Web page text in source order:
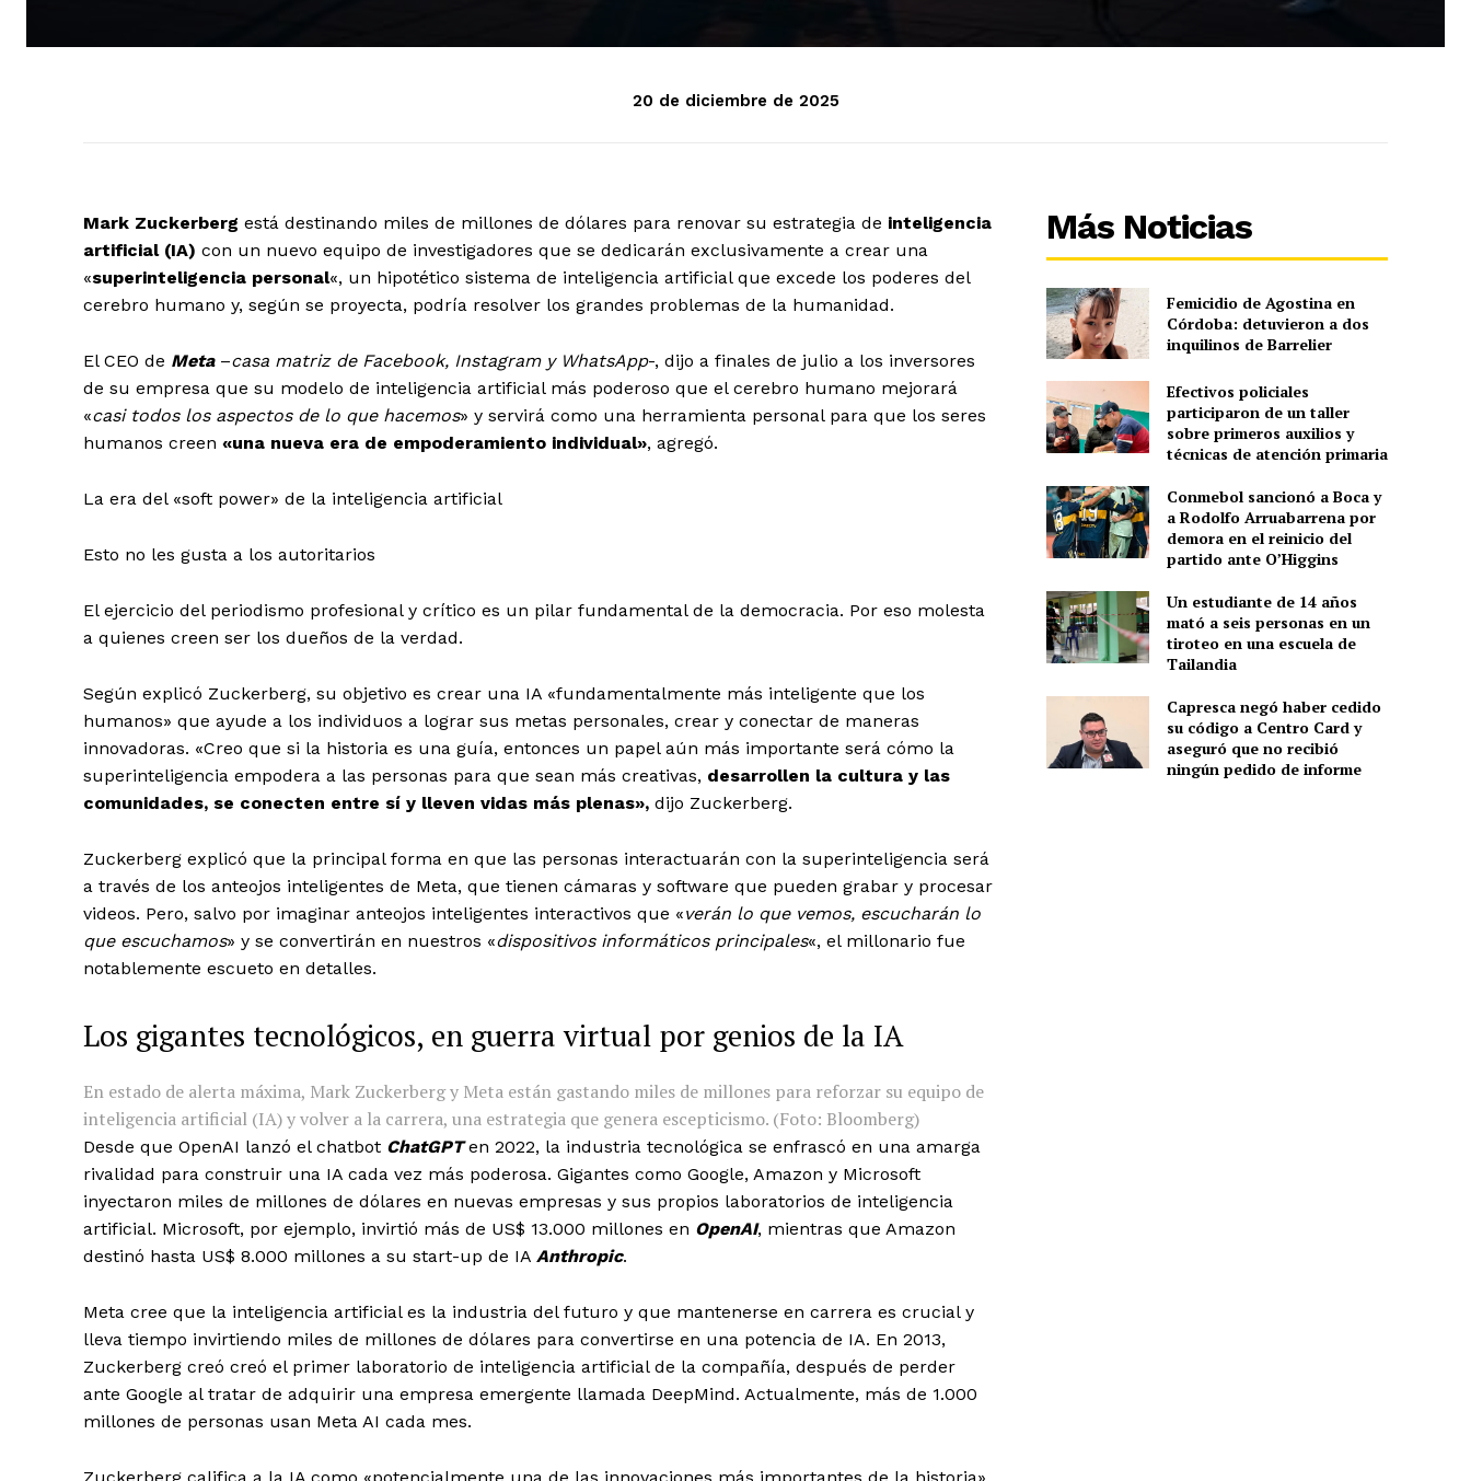
20 de diciembre de 2025
Mark Zuckerberg está destinando miles de millones de dólares para renovar su estrategia de inteligencia
artificial (IA) con un nuevo equipo de investigadores que se dedicarán exclusivamente a crear una
«superinteligencia personal«, un hipotético sistema de inteligencia artificial que excede los poderes del
cerebro humano y, según se proyecta, podría resolver los grandes problemas de la humanidad.
El CEO de Meta –casa matriz de Facebook, Instagram y WhatsApp-, dijo a finales de julio a los inversores
de su empresa que su modelo de inteligencia artificial más poderoso que el cerebro humano mejorará
«casi todos los aspectos de lo que hacemos» y servirá como una herramienta personal para que los seres
humanos creen «una nueva era de empoderamiento individual», agregó.
La era del «soft power» de la inteligencia artificial
Esto no les gusta a los autoritarios
El ejercicio del periodismo profesional y crítico es un pilar fundamental de la democracia. Por eso molesta
a quienes creen ser los dueños de la verdad.
Según explicó Zuckerberg, su objetivo es crear una IA «fundamentalmente más inteligente que los
humanos» que ayude a los individuos a lograr sus metas personales, crear y conectar de maneras
innovadoras. «Creo que si la historia es una guía, entonces un papel aún más importante será cómo la
superinteligencia empodera a las personas para que sean más creativas, desarrollen la cultura y las
comunidades, se conecten entre sí y lleven vidas más plenas», dijo Zuckerberg.
Zuckerberg explicó que la principal forma en que las personas interactuarán con la superinteligencia será
a través de los anteojos inteligentes de Meta, que tienen cámaras y software que pueden grabar y procesar
videos. Pero, salvo por imaginar anteojos inteligentes interactivos que «verán lo que vemos, escucharán lo
que escuchamos» y se convertirán en nuestros «dispositivos informáticos principales«, el millonario fue
notablemente escueto en detalles.
Los gigantes tecnológicos, en guerra virtual por genios de la IA
En estado de alerta máxima, Mark Zuckerberg y Meta están gastando miles de millones para reforzar su equipo de
inteligencia artificial (IA) y volver a la carrera, una estrategia que genera escepticismo. (Foto: Bloomberg)
Desde que OpenAI lanzó el chatbot ChatGPTen 2022, la industria tecnológica se enfrascó en una amarga
rivalidad para construir una IA cada vez más poderosa. Gigantes como Google, Amazon y Microsoft
inyectaron miles de millones de dólares en nuevas empresas y sus propios laboratorios de inteligencia
artificial. Microsoft, por ejemplo, invirtió más de US$ 13.000 millones en OpenAI, mientras que Amazon
destinó hasta US$ 8.000 millones a su start-up de IA Anthropic.
Meta cree que la inteligencia artificial es la industria del futuro y que mantenerse en carrera es crucial y
lleva tiempo invirtiendo miles de millones de dólares para convertirse en una potencia de IA. En 2013,
Zuckerberg creó creó el primer laboratorio de inteligencia artificial de la compañía, después de perder
ante Google al tratar de adquirir una empresa emergente llamada DeepMind. Actualmente, más de 1.000
millones de personas usan Meta AI cada mes.
Más Noticias
Femicidio de Agostina en
Córdoba: detuvieron a dos
inquilinos de Barrelier
Efectivos policiales
participaron de un taller
sobre primeros auxilios y
técnicas de atención primaria
Conmebol sancionó a Boca y
a Rodolfo Arruabarrena por
demora en el reinicio del
partido ante O’Higgins
Un estudiante de 14 años
mató a seis personas en un
tiroteo en una escuela de
Tailandia
Capresca negó haber cedido
su código a Centro Card y
aseguró que no recibió
ningún pedido de informe